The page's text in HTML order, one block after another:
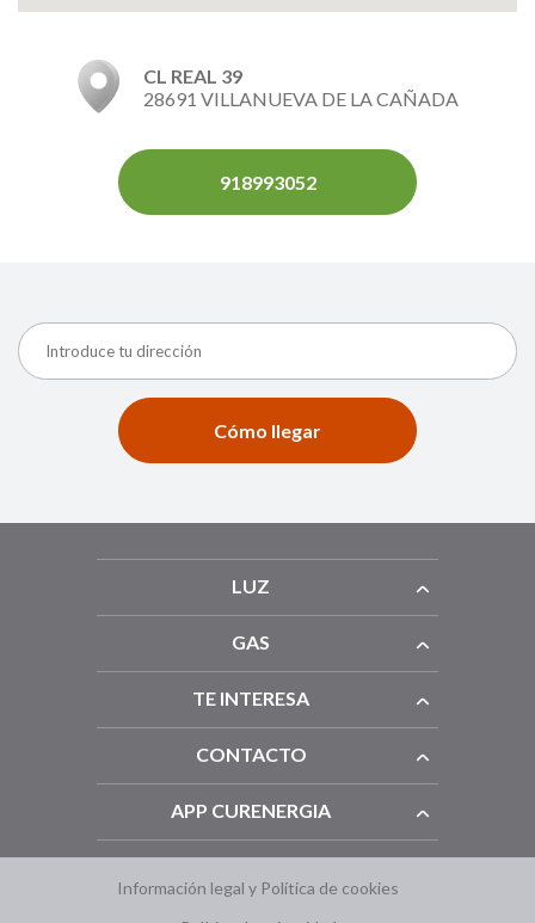
CL REAL 39
28691 VILLANUEVA DE LA CAÑADA
918993052
Cómo llegar
LUZ
GAS
TE INTERESA
CONTACTO
APP CURENERGIA
Información legal y Política de cookies